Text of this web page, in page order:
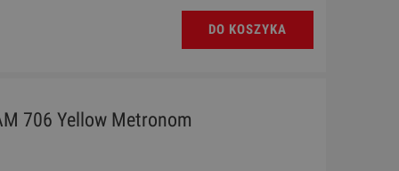
DO KOSZYKA
706 Yellow Metronom